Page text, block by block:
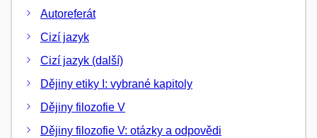
Autoreferát
Cizí jazyk
Cizí jazyk (další)
Dějiny etiky I: vybrané kapitoly
Dějiny filozofie V
Dějiny filozofie V: otázky a odpovědi